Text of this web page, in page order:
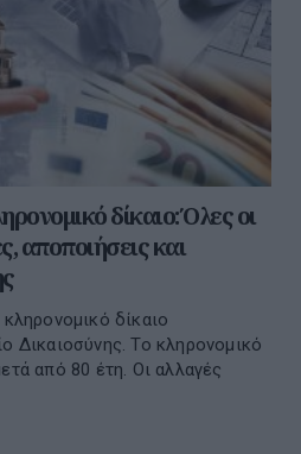
δίκαιο: Όλες οι
αποποιήσεις και
δίκαιο
Δικαιοσύνης. Το κληρονομικό
από 80 έτη. Oι αλλαγές